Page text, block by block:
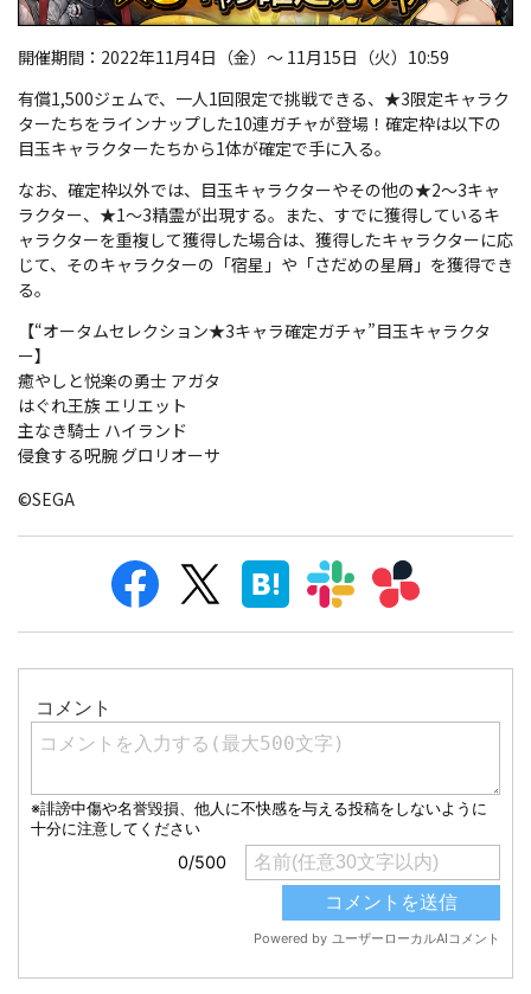
開催期間：2022年11月4日（金）～ 11月15日（火）10:59
有償1,500ジェムで、一人1回限定で挑戦できる、★3限定キャラク
ターたちをラインナップした10連ガチャが登場！確定枠は以下の
目玉キャラクターたちから1体が確定で手に入る。
なお、確定枠以外では、目玉キャラクターやその他の★2～3キャ
ラクター、★1～3精霊が出現する。また、すでに獲得しているキ
ャラクターを重複して獲得した場合は、獲得したキャラクターに応
じて、そのキャラクターの「宿星」や「さだめの星屑」を獲得でき
る。
【“オータムセレクション★3キャラ確定ガチャ”目玉キャラクタ
ー】
癒やしと悦楽の勇士 アガタ
はぐれ王族 エリエット
主なき騎士 ハイランド
侵食する呪腕 グロリオーサ
©SEGA